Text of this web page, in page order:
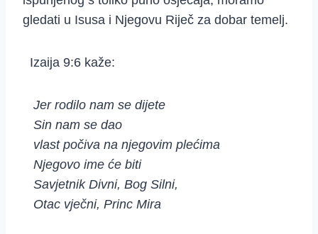
gledati u Isusa i Njegovu Riječ za dobar temelj.
Izaija 9:6 kaže:
Jer rodilo nam se dijete
Sin nam se dao
vlast počiva na njegovim plećima
Njegovo ime će biti
Savjetnik Divni, Bog Silni,
Otac vječni, Princ Mira